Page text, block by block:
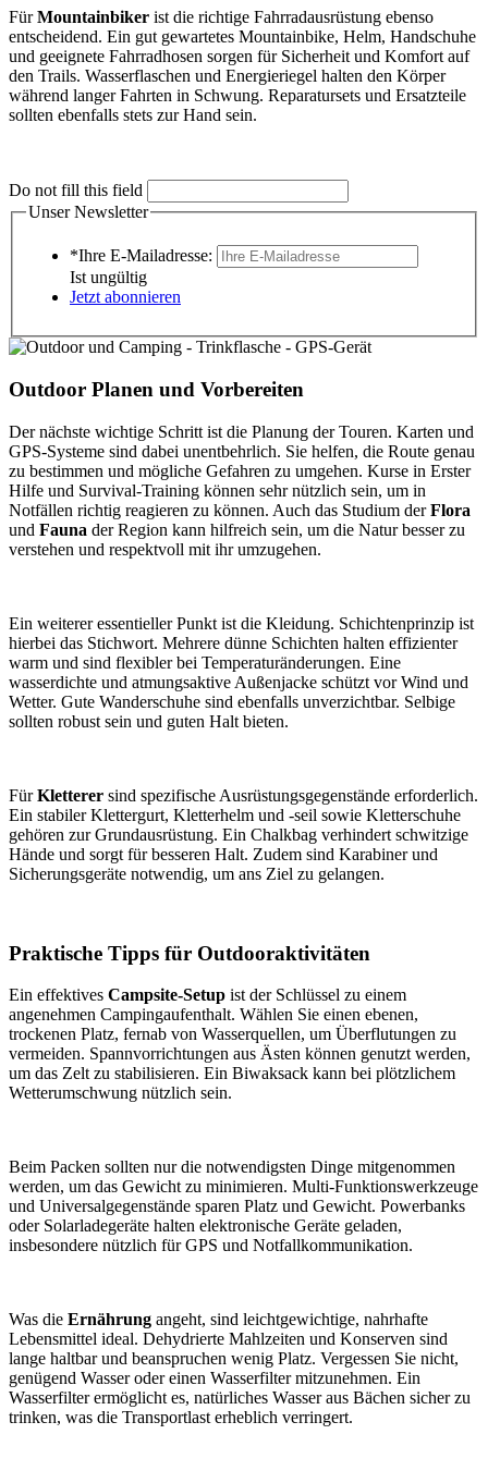
FürMountainbiker ist die richtige Fahrradausrüstung ebenso
entscheidend. Ein gut gewartetes Mountainbike, Helm, Handschuhe
und geeignete Fahrradhosen sorgen für Sicherheit und Komfort auf
den Trails. Wasserflaschen und Energieriegel halten den Körper
während langer Fahrten in Schwung. Reparatursets und Ersatzteile
sollten ebenfalls stets zur Hand sein.
Do not fill this field
Unser Newsletter
*Ihre E-Mailadresse:
Ist ungültig
Jetzt abonnieren
Outdoor Planen und Vorbereiten
Der nächste wichtige Schritt ist die Planung der Touren. Karten und
GPS-Systeme sind dabei unentbehrlich. Sie helfen, die Route genau
zu bestimmen und mögliche Gefahren zu umgehen. Kurse in Erster
Hilfe und Survival-Training können sehr nützlich sein, um in
Notfällen richtig reagieren zu können. Auch das Studium derFlora
und Fauna der Region kann hilfreich sein, um die Natur besser zu
verstehen und respektvoll mit ihr umzugehen.
Ein weiterer essentieller Punkt ist die Kleidung. Schichtenprinzip ist
hierbei das Stichwort. Mehrere dünne Schichten halten effizienter
warm und sind flexibler bei Temperaturänderungen. Eine
wasserdichte und atmungsaktive Außenjacke schützt vor Wind und
Wetter. Gute Wanderschuhe sind ebenfalls unverzichtbar. Selbige
sollten robust sein und guten Halt bieten.
FürKletterer sind spezifische Ausrüstungsgegenstände erforderlich.
Ein stabiler Klettergurt, Kletterhelm und -seil sowie Kletterschuhe
gehören zur Grundausrüstung. Ein Chalkbag verhindert schwitzige
Hände und sorgt für besseren Halt. Zudem sind Karabiner und
Sicherungsgeräte notwendig, um ans Ziel zu gelangen.
Praktische Tipps für Outdooraktivitäten
Ein effektives Campsite-Setup ist der Schlüssel zu einem
angenehmen Campingaufenthalt. Wählen Sie einen ebenen,
trockenen Platz, fernab von Wasserquellen, um Überflutungen zu
vermeiden. Spannvorrichtungen aus Ästen können genutzt werden,
um das Zelt zu stabilisieren. Ein Biwaksack kann bei plötzlichem
Wetterumschwung nützlich sein.
Beim Packen sollten nur die notwendigsten Dinge mitgenommen
werden, um das Gewicht zu minimieren. Multi-Funktionswerkzeuge
und Universalgegenstände sparen Platz und Gewicht. Powerbanks
oder Solarladegeräte halten elektronische Geräte geladen,
insbesondere nützlich für GPS und Notfallkommunikation.
Was die Ernährung angeht, sind leichtgewichtige, nahrhafte
Lebensmittel ideal. Dehydrierte Mahlzeiten und Konserven sind
lange haltbar und beanspruchen wenig Platz. Vergessen Sie nicht,
genügend Wasser oder einen Wasserfilter mitzunehmen. Ein
Wasserfilter ermöglicht es, natürliches Wasser aus Bächen sicher zu
trinken, was die Transportlast erheblich verringert.